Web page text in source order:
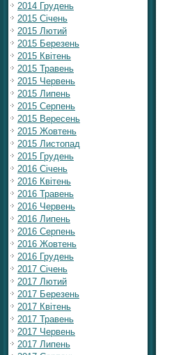
2014 Грудень
2015 Січень
2015 Лютий
2015 Березень
2015 Квітень
2015 Травень
2015 Червень
2015 Липень
2015 Серпень
2015 Вересень
2015 Жовтень
2015 Листопад
2015 Грудень
2016 Січень
2016 Квітень
2016 Травень
2016 Червень
2016 Липень
2016 Серпень
2016 Жовтень
2016 Грудень
2017 Січень
2017 Лютий
2017 Березень
2017 Квітень
2017 Травень
2017 Червень
2017 Липень